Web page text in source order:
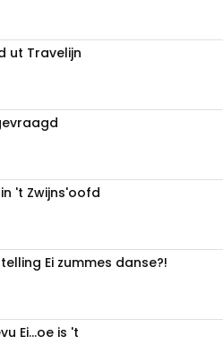
ut Travelijn
't Zwijns'oofd
Ei zummes danse?!
Ei...oe is 't